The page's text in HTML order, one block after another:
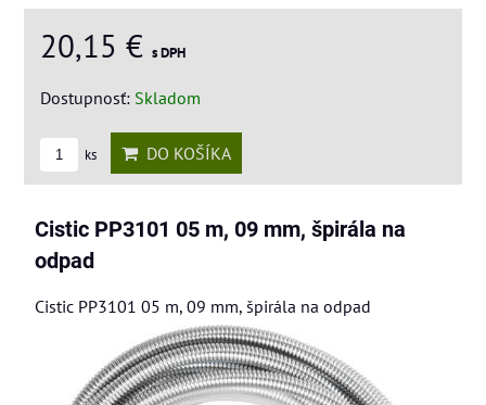
20,15 € s DPH
Dostupnosť: Skladom
ks DO KOŠÍKA
Cistic PP3101 05 m, 09 mm, špirála na
odpad
Cistic PP3101 05 m, 09 mm, špirála na odpad